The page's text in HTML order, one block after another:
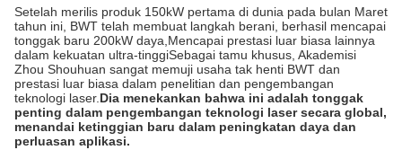
Setelah merilis produk 150kW pertama di dunia pada bulan Maret
tahun ini, BWT telah membuat langkah berani, berhasil mencapai
tonggak baru 200kW daya,Mencapai prestasi luar biasa lainnya
dalam kekuatan ultra-tinggiSebagai tamu khusus, Akademisi
Zhou Shouhuan sangat memuji usaha tak henti BWT dan
prestasi luar biasa dalam penelitian dan pengembangan
teknologi laser.Dia menekankan bahwa ini adalah tonggak
penting dalam pengembangan teknologi laser secara global,
menandai ketinggian baru dalam peningkatan daya dan
perluasan aplikasi.